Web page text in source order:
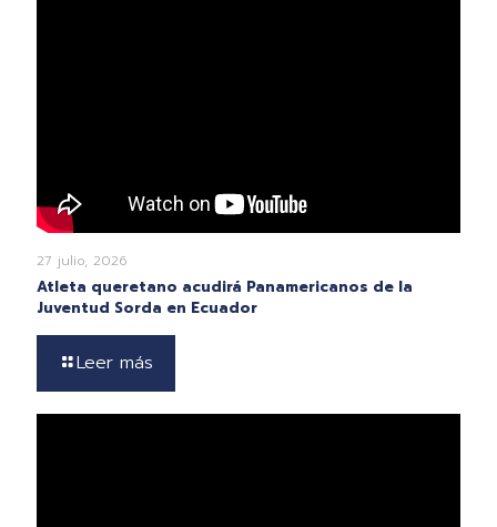
27 julio, 2026
Atleta queretano acudirá Panamericanos de la
Juventud Sorda en Ecuador
Leer más